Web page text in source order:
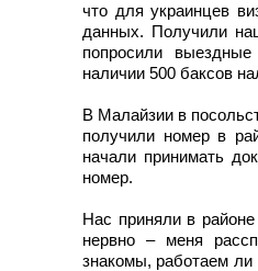
что для украинцев
данных. Получили
попросили
наличии 500 баксов
В Малайзии в
получили номер в
начали принимать
номер.
Нас приняли в
нервно – меня
знакомы, работаем